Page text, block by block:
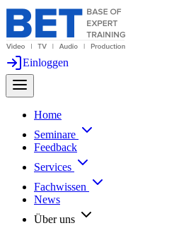
Einloggen
Home
Seminare
Feedback
Services
Fachwissen
News
Über uns